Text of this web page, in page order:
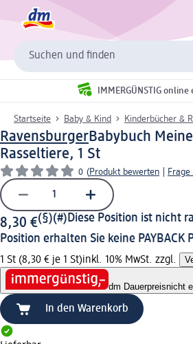
Suchen und finden
IMMERGÜNSTIG
Startseite Baby & Kind Kinderbücher &
RavensburgerBabybuch
Rasseltiere, 1 St
0 (Produkt bewerten
8,30 €(§)(#)Diese Position ist nicht
Position erhalten Sie keine PAYBACK
1 St (8,30 € je 1 St)inkl. 10% MwSt. zzgl.
dm Dauerpreisnicht
In den Warenkorb